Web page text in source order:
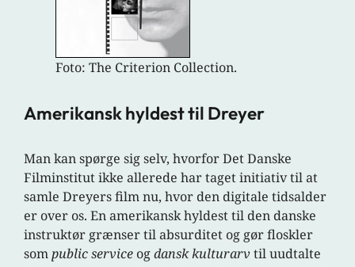
Foto: The Criterion Collection.
Amerikansk hyldest til Dreyer
Man kan spørge sig selv, hvorfor Det Danske
Filminstitut ikke allerede har taget initiativ til at
samle Dreyers film nu, hvor den digitale tidsalder
er over os. En amerikansk hyldest til den danske
instruktør grænser til absurditet og gør floskler
sompublic service ogdansk kulturarv til uudtalte